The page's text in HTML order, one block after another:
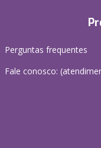
Perguntas frequentes
Fale conosco: (